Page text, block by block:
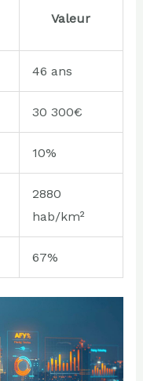
Valeur
46 ans
30 300€
10%
2880
hab/km²
67%